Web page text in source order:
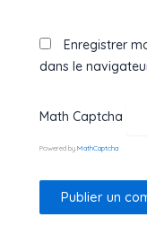
Enregistrer
dans le
Math Captcha
Powered byMathCaptcha